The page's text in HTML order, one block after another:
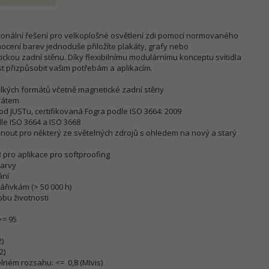
řešení pro velkoplošné osvětlení zdi pomocí normovaného
barev jednoduše přiložíte plakáty, grafy nebo
zadní stěnu. Díky flexibilnímu modulárnímu konceptu svítidla
přizpůsobit vašim potřebám a aplikacím.
formátů včetně magnetické zadní stěny
JUSTu, certifikovaná Fogra podle ISO 3664: 2009
ISO 3664 a ISO 3668
pro některý ze světelných zdrojů s ohledem na nový a starý
pro aplikace pro softproofing
(> 50 000 h)
životnosti
95
rozsahu: <= 0,8 (MIvis)